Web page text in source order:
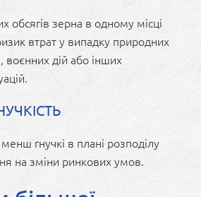
обсягів зерна в одному місці
втрат у випадку природних
дій або інших
гнучкі в плані розподілу
на зміни ринкових умов.